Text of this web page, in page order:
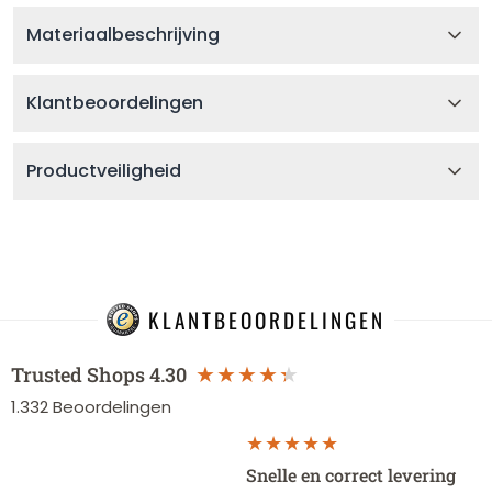
Materiaalbeschrijving
Klantbeoordelingen
Productveiligheid
KLANTBEOORDELINGEN
Trusted Shops4.30
1.332Beoordelingen
Snelle en correct levering